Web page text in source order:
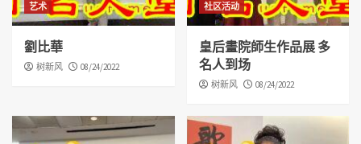
艺术
劉比華
树新风 08/24/2022
社区活动
皇后畫院師生作品展 多
名人到场
树新风 08/24/2022